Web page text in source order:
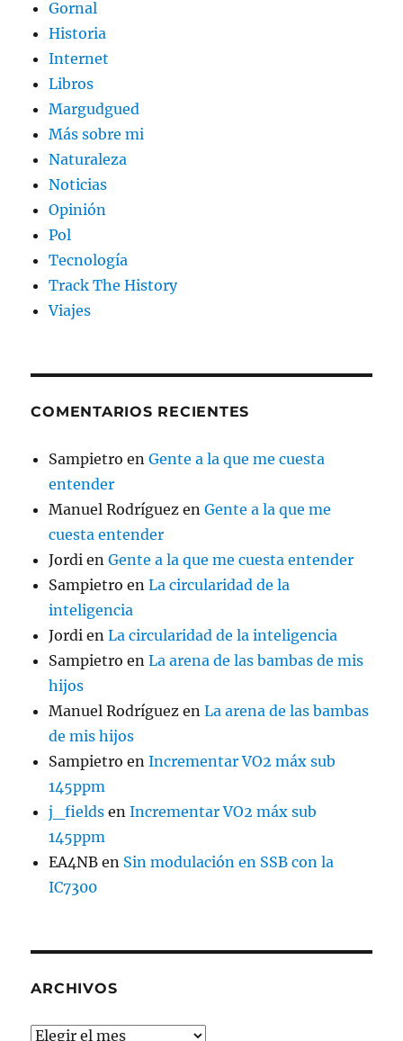
Gornal
Historia
Internet
Libros
Margudgued
Más sobre mi
Naturaleza
Noticias
Opinión
Pol
Tecnología
Track The History
Viajes
COMENTARIOS RECIENTES
Sampietro enGente a la que me cuesta
entender
Manuel Rodríguez enGente a la que me
cuesta entender
Jordi enGente a la que me cuesta entender
Sampietro enLa circularidad de la
inteligencia
Jordi enLa circularidad de la inteligencia
Sampietro enLa arena de las bambas de mis
hijos
Manuel Rodríguez enLa arena de las bambas
de mis hijos
Sampietro enIncrementar VO2 máx sub
145ppm
j_fields enIncrementar VO2 máx sub
145ppm
EA4NB en Sin modulación en SSB con la
IC7300
ARCHIVOS
Archivos